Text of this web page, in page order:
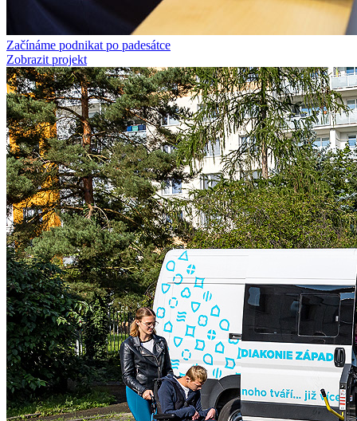
Začínáme podnikat po padesátce
Zobrazit projekt